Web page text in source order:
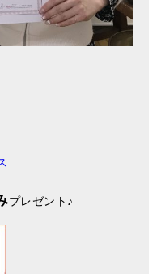
プレゼント ♪